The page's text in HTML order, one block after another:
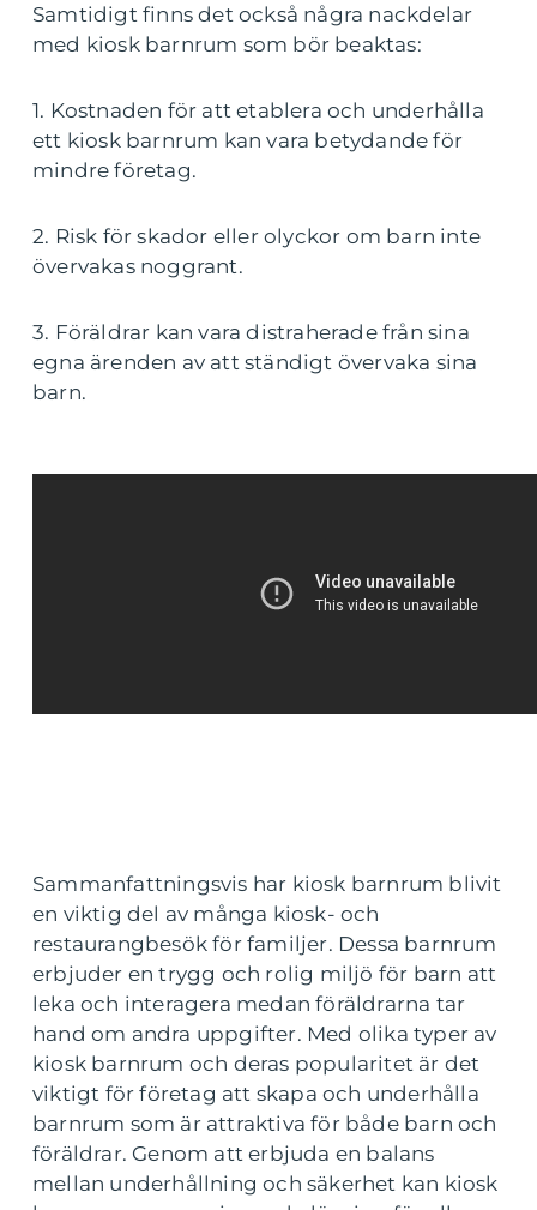
Samtidigt finns det också några nackdelar
med kiosk barnrum som bör beaktas:
1. Kostnaden för att etablera och underhålla
ett kiosk barnrum kan vara betydande för
mindre företag.
2. Risk för skador eller olyckor om barn inte
övervakas noggrant.
3. Föräldrar kan vara distraherade från sina
egna ärenden av att ständigt övervaka sina
barn.
Sammanfattningsvis har kiosk barnrum blivit
en viktig del av många kiosk- och
restaurangbesök för familjer. Dessa barnrum
erbjuder en trygg och rolig miljö för barn att
leka och interagera medan föräldrarna tar
hand om andra uppgifter. Med olika typer av
kiosk barnrum och deras popularitet är det
viktigt för företag att skapa och underhålla
barnrum som är attraktiva för både barn och
föräldrar. Genom att erbjuda en balans
mellan underhållning och säkerhet kan kiosk